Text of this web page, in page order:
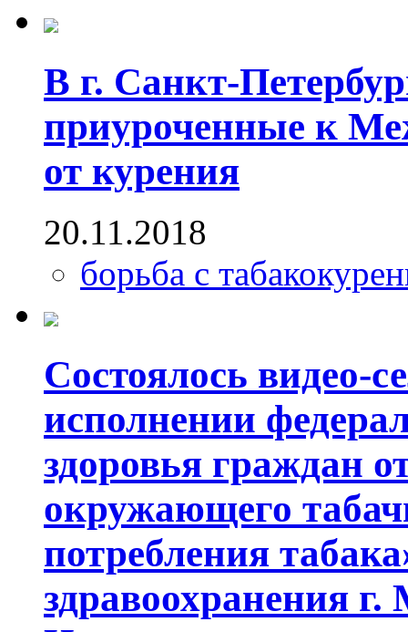
В г. Санкт-
приуроченные к
от курения
20.11.2018
борьба с
Состоялось видео-
исполнении
здоровья граждан
окружающего
потребления
здравоохранения